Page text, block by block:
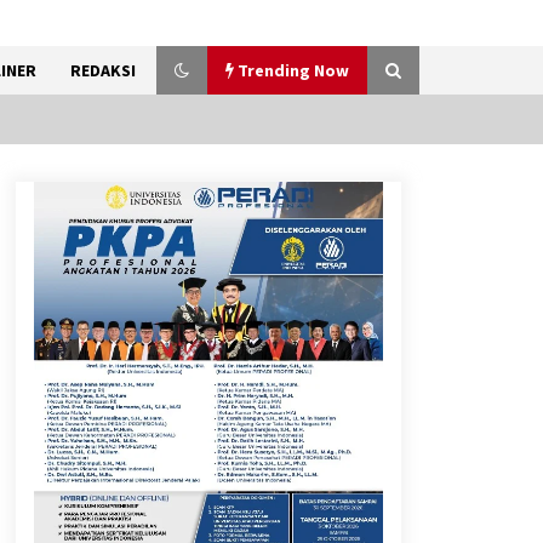
REDAKSI Trending Now
Dukung Ekosistem Kendaraan
Listrik, Wapres Dorong Link
and Match Pendidikan–
Industri
5 Agustus 2026
Jokowi Tetap Disambut
Hangat di NTT, Ahmad Ali:
Karya dan Pengabdiannya
Masih Dirasakan Masyarakat
5 Agustus 2026